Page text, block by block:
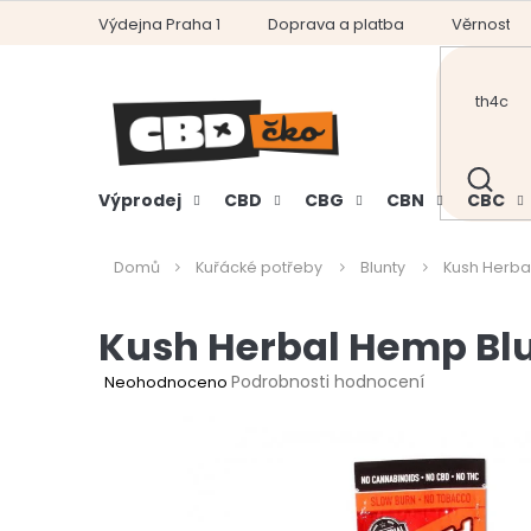
Výdejna Praha 1 Doprava a platba Věrnostní
HLEDAT
Výprodej CBD CBG CBN CBC
Domů Kuřácké potřeby Blunty Kush
Kush Herbal Hemp
Průměrné
Neohodnoceno Podrobnosti hodnocení